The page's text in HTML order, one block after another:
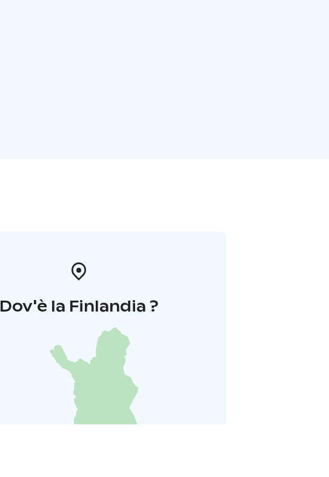
Dov'è la Finlandia ?